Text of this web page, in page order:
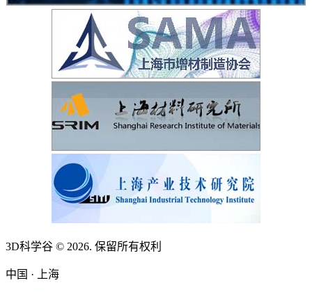
3D科学谷 © 2026. 保留所有权利
中国 · 上海